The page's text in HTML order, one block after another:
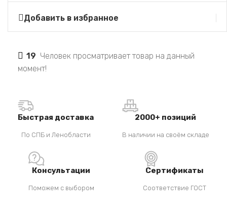
Добавить в избранное
19 Человек просматривает товар на данный
момент!
Быстрая доставка
По СПБ и Ленобласти
2000+ позиций
В наличии на своём складе
Консультации
Поможем с выбором
Сертификаты
Соответствие ГОСТ